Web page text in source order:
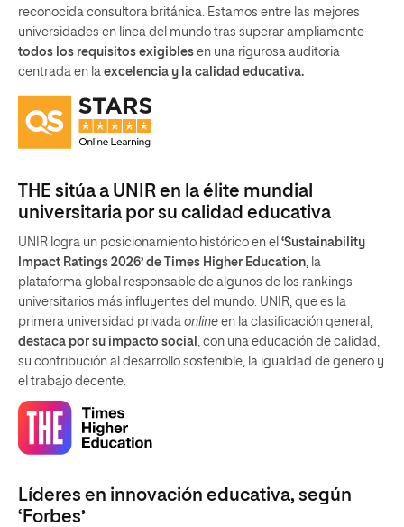
reconocida consultora británica. Estamos entre las mejores
universidades en línea del mundo tras superar ampliamente
todos los requisitos exigibles en una rigurosa auditoria
centrada en la excelencia y la calidad educativa.
THE sitúa a UNIR en la élite mundial
universitaria por su calidad educativa
UNIR logra un posicionamiento histórico en el ‘Sustainability
Impact Ratings 2026’ de Times Higher Education, la
plataforma global responsable de algunos de los rankings
universitarios más influyentes del mundo. UNIR, que es la
primera universidad privada online en la clasificación general,
destaca por su impacto social , con una educación de calidad,
su contribución al desarrollo sostenible, la igualdad de genero y
el trabajo decente.
Líderes en innovación educativa, según
‘Forbes’